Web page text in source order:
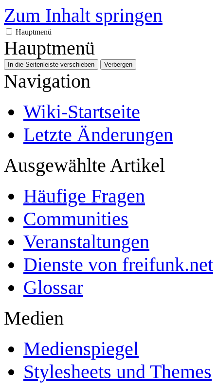
Zum Inhalt springen
Hauptmenü
Hauptmenü
In die Seitenleiste verschieben Verbergen
Navigation
Wiki-Startseite
Letzte Änderungen
Ausgewählte Artikel
Häufige Fragen
Communities
Veranstaltungen
Dienste von freifunk.net
Glossar
Medien
Medienspiegel
Stylesheets und Themes